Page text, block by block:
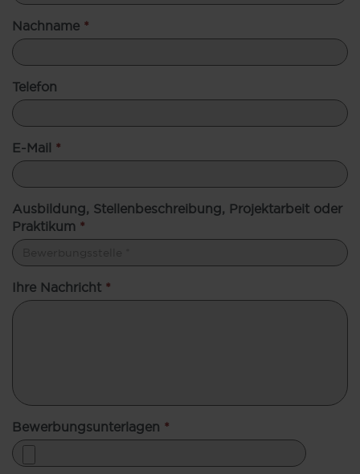
Nachname *
Telefon
E-Mail *
Ausbildung, Stellenbeschreibung, Projektarbeit oder
Praktikum *
Ihre Nachricht *
Bewerbungsunterlagen *